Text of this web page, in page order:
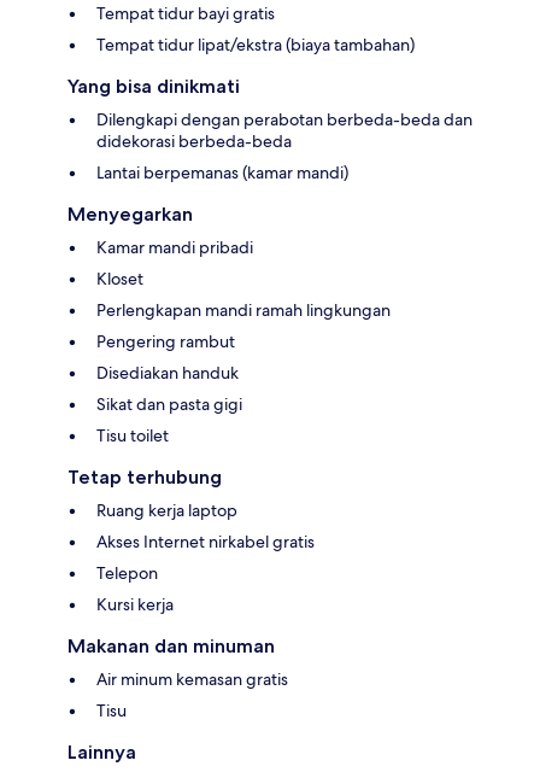
Tempat tidur bayi gratis
Tempat tidur lipat/ekstra (biaya tambahan)
Yang bisa dinikmati
Dilengkapi dengan perabotan berbeda-beda dan
didekorasi berbeda-beda
Lantai berpemanas (kamar mandi)
Menyegarkan
Kamar mandi pribadi
Kloset
Perlengkapan mandi ramah lingkungan
Pengering rambut
Disediakan handuk
Sikat dan pasta gigi
Tisu toilet
Tetap terhubung
Ruang kerja laptop
Akses Internet nirkabel gratis
Telepon
Kursi kerja
Makanan dan minuman
Air minum kemasan gratis
Tisu
Lainnya